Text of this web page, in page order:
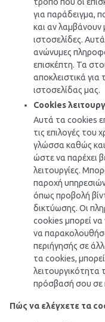
για παράδειγμα,
και αν
ιστοσελίδες.
ανώνυμες
επισκέπτη. Τα
αποκλειστικά
ιστοσελίδας μας.
Cookies
Αυτά τα cookies
τις επιλογές
γλώσσα καθώς και
ώστε να παρέχει
λειτουργίες.
παροχή
όπως προβολή
δικτύωσης. Οι
cookies μπορεί να
να
περιήγησής σε
τα cookies,
λειτουργικότητα
πρόσβασή σου σε
Πώς να ελέγχετε τα